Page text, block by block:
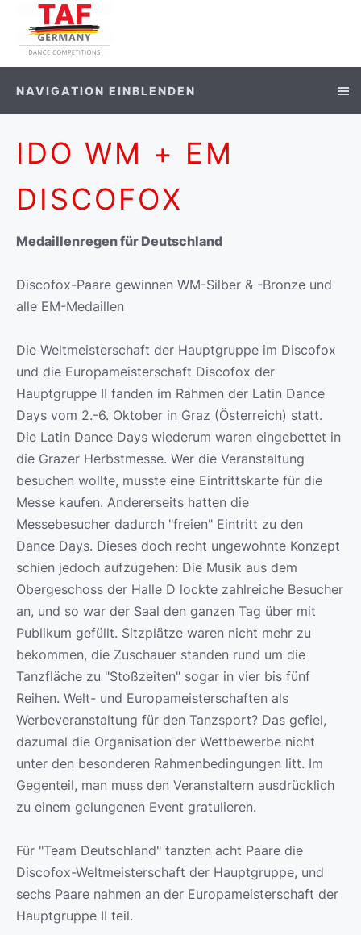
NAVIGATION EINBLENDEN
IDO WM + EM
DISCOFOX
Medaillenregen für Deutschland
Discofox-Paare gewinnen WM-Silber & -Bronze und
alle EM-Medaillen
Die Weltmeisterschaft der Hauptgruppe im Discofox
und die Europameisterschaft Discofox der
Hauptgruppe II fanden im Rahmen der Latin Dance
Days vom 2.-6. Oktober in Graz (Österreich) statt.
Die Latin Dance Days wiederum waren eingebettet in
die Grazer Herbstmesse. Wer die Veranstaltung
besuchen wollte, musste eine Eintrittskarte für die
Messe kaufen. Andererseits hatten die
Messebesucher dadurch "freien" Eintritt zu den
Dance Days. Dieses doch recht ungewohnte Konzept
schien jedoch aufzugehen: Die Musik aus dem
Obergeschoss der Halle D lockte zahlreiche Besucher
an, und so war der Saal den ganzen Tag über mit
Publikum gefüllt. Sitzplätze waren nicht mehr zu
bekommen, die Zuschauer standen rund um die
Tanzfläche zu "Stoßzeiten" sogar in vier bis fünf
Reihen. Welt- und Europameisterschaften als
Werbeveranstaltung für den Tanzsport? Das gefiel,
dazumal die Organisation der Wettbewerbe nicht
unter den besonderen Rahmenbedingungen litt. Im
Gegenteil, man muss den Veranstaltern ausdrücklich
zu einem gelungenen Event gratulieren.
Für "Team Deutschland" tanzten acht Paare die
Discofox-Weltmeisterschaft der Hauptgruppe, und
sechs Paare nahmen an der Europameisterschaft der
Hauptgruppe II teil.